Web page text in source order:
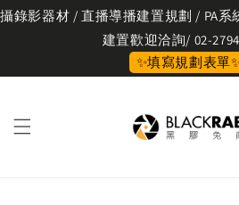
攝錄影器材 / 直播導播建置規劃 / PA系
建置歡迎洽詢/ 02-
✨填寫規劃表單